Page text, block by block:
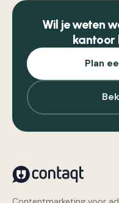
Wil je weten
kantoor
Plan